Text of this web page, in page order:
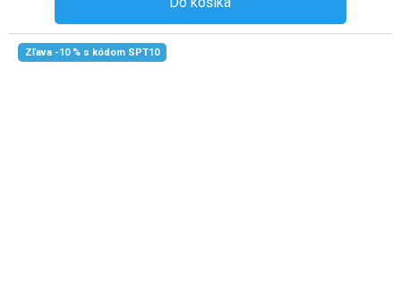
Zľava -10 % s kódom SPT10